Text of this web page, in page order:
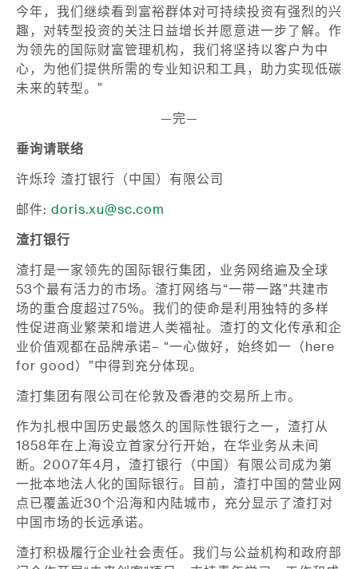
今年，我们继续看到富裕群体对可持续投资有强烈的兴
趣，对转型投资的关注日益增长并愿意进一步了解。作
为领先的国际财富管理机构，我们将坚持以客户为中
心，为他们提供所需的专业知识和工具，助力实现低碳
未来的转型。”
—完—
垂询请联络
许烁玲 渣打银行（中国）有限公司
邮件: doris.xu@sc.com
渣打银行
渣打是一家领先的国际银行集团，业务网络遍及全球
53个最有活力的市场。渣打网络与“一带一路”共建市
场的重合度超过75%。我们的使命是利用独特的多样
性促进商业繁荣和增进人类福祉。渣打的文化传承和企
业价值观都在品牌承诺– “一心做好，始终如一（here
for good）”中得到充分体现。
渣打集团有限公司在伦敦及香港的交易所上市。
作为扎根中国历史最悠久的国际性银行之一，渣打从
1858年在上海设立首家分行开始，在华业务从未间
断。2007年4月，渣打银行（中国）有限公司成为第
一批本地法人化的国际银行。目前，渣打中国的营业网
点已覆盖近30个沿海和内陆城市，充分显示了渣打对
中国市场的长远承诺。
渣打积极履行企业社会责任。我们与公益机构和政府部